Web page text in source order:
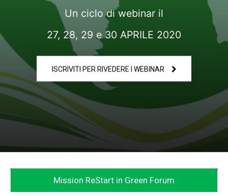
Un ciclo di webinar il
27, 28, 29 e 30 APRILE 2020
ISCRIVITI PER RIVEDERE I WEBINAR
Mission ReStart in Green Forum